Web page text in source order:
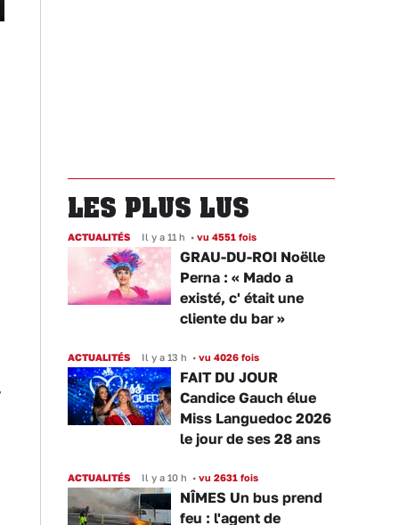
LES PLUS LUS
ACTUALITÉS Il y a 11 h • vu 4551 fois
GRAU-DU-ROI Noëlle
Perna : « Mado a
existé, c' était une
cliente du bar »
ACTUALITÉS Il y a 13 h • vu 4026 fois
FAIT DU JOUR
Candice Gauch élue
Miss Languedoc 2026
le jour de ses 28 ans
ACTUALITÉS Il y a 10 h • vu 2631 fois
NÎMES Un bus prend
feu : l'agent de